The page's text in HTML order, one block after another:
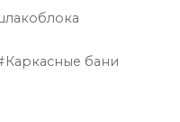
Каркасные бани